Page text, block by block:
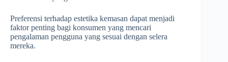
Preferensi terhadap estetika kemasan dapat menjadi
faktor penting bagi konsumen yang mencari
pengalaman pengguna yang sesuai dengan selera
mereka.